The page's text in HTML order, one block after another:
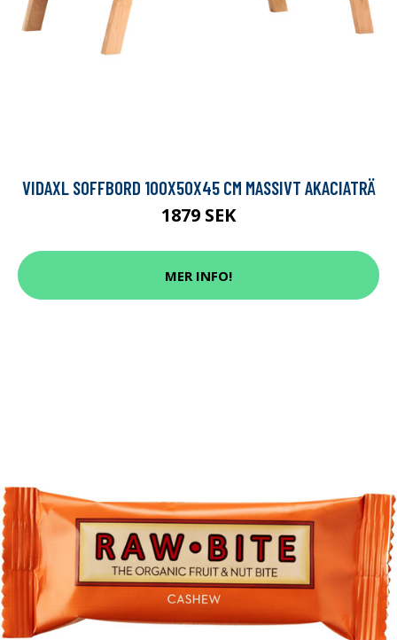
VIDAXL SOFFBORD 100X50X45 CM MASSIVT AKACIATRÄ
1879 SEK
MER INFO!